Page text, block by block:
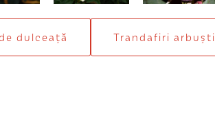
dulceaţă Trandafiri arbuști